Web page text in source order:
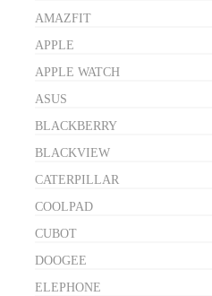
AMAZFIT
APPLE
APPLE WATCH
ASUS
BLACKBERRY
BLACKVIEW
CATERPILLAR
COOLPAD
CUBOT
DOOGEE
ELEPHONE